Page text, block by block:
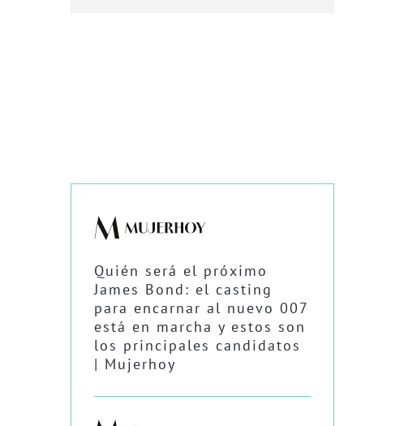
Quién será el próximo
James Bond: el casting
para encarnar al nuevo 007
está en marcha y estos son
los principales candidatos
| Mujerhoy